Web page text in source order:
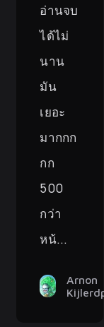
อ่านจบ
ได้ไม่
นาน
มัน
เยอะ
มากกก
กก
500
กว่า
หน้...
Arnon